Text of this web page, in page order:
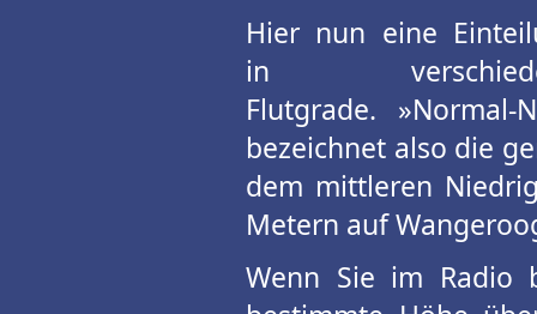
Hier nun eine
in
Flutgrade. »Normal-
bezeichnet also die
dem mittleren
Metern auf
Wenn Sie im Radio